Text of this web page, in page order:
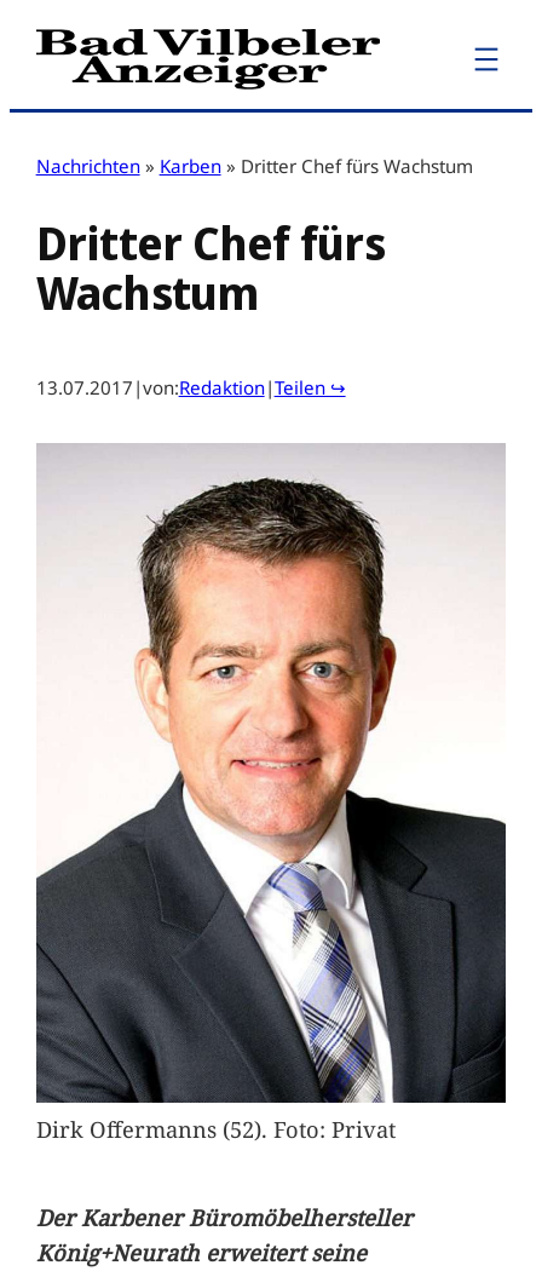
Zum
Inhalt
Nachrichten » Karben » Dritter Chef fürs Wachstum
Dritter Chef fürs
Wachstum
13.07.2017 |von:Redaktion|Teilen ↪
Dirk Offermanns (52). Foto: Privat
Der Karbener Büromöbelhersteller
König+Neurath erweitert seine